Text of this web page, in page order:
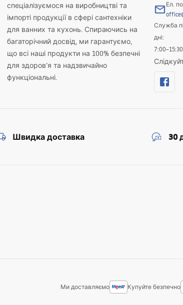
спеціалізуємося на виробництві та
імпорті продукції в сфері сантехніки
для ванних та кухонь. Спираючись на
багаторічний досвід, ми гарантуємо,
що всі наші продукти на 100% безпечні
для здоров’я та надзвичайно
функціональні.
Ел.
Служба
дні:
7:00–15:30
Швидка доставка 30
Ми доставляємо Купуйте безпечно